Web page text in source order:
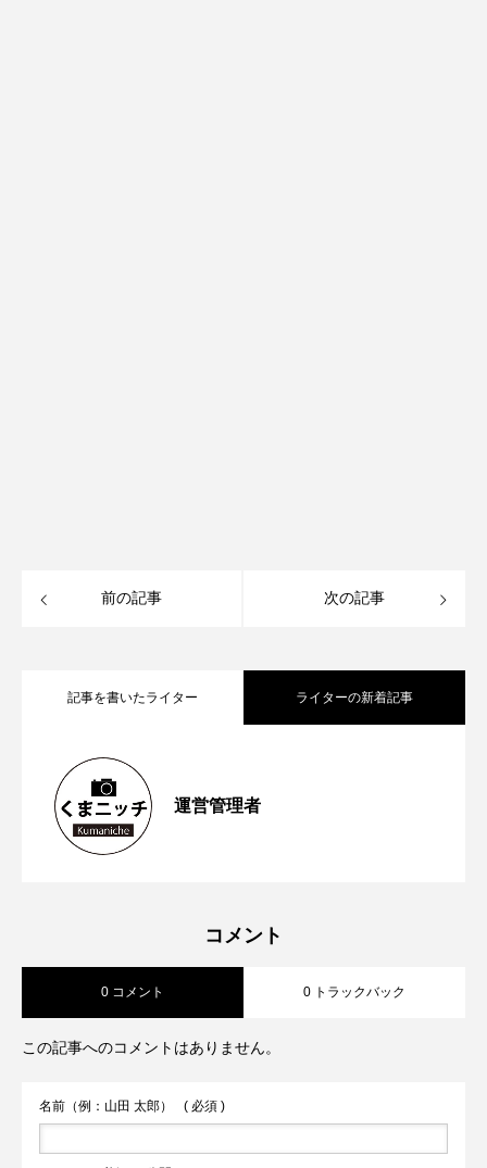
前の記事 次の記事
記事を書いたライター ライターの新着記事
運営管理者
2026.05.13
2023.06.26
プン前倒しへ 山都町の通潤橋が熊本県
対話式ＡＩ ＣｈａｔＧＰＴの実証実験
を申請へ
コメント
0 コメント 0 トラックバック
この記事へのコメントはありません。
名前（例：山田 太郎） ( 必須 )